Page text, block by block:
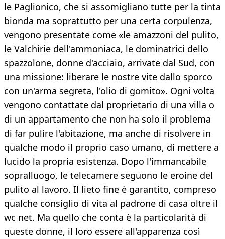
le Paglionico, che si assomigliano tutte per la tinta
bionda ma soprattutto per una certa corpulenza,
vengono presentate come «le amazzoni del pulito,
le Valchirie dell'ammoniaca, le dominatrici dello
spazzolone, donne d'acciaio, arrivate dal Sud, con
una missione: liberare le nostre vite dallo sporco
con un'arma segreta, l'olio di gomito». Ogni volta
vengono contattate dal proprietario di una villa o
di un appartamento che non ha solo il problema
di far pulire l'abitazione, ma anche di risolvere in
qualche modo il proprio caso umano, di mettere a
lucido la propria esistenza. Dopo l'immancabile
sopralluogo, le telecamere seguono le eroine del
pulito al lavoro. Il lieto fine è garantito, compreso
qualche consiglio di vita al padrone di casa oltre il
wc net. Ma quello che conta è la particolarità di
queste donne, il loro essere all'apparenza così